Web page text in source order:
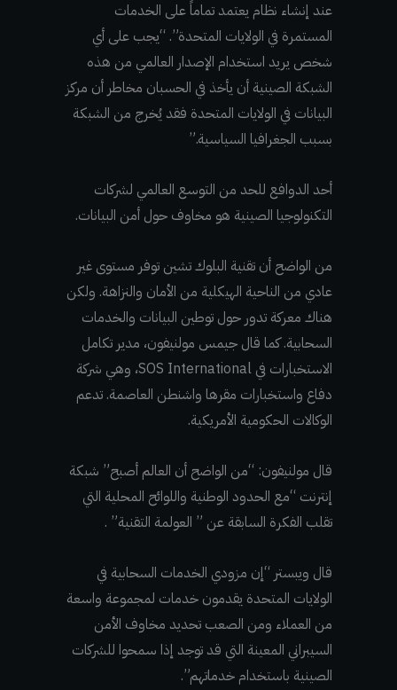
عند إنشاء نظام يعتمد تماماً على الخدمات
المستمرة في الولايات المتحدة”. “يجب على أي
شخص يريد استخدام الإصدار العالمي من هذه
الشبكة الصينية أن يأخذ في الحسبان مخاطر أن مركز
البيانات في الولايات المتحدة فقد يُخرج من الشبكة
بسبب الجغرافيا السياسية.”
أحد الدوافع للحد من التوسع العالمي لشركات
التكنولوجيا الصينية هو مخاوف حول أمن البيانات.
من الواضح أن تقنية البلوك تشين توفر مستوى غير
عادي من الناحية الهيكلية من الأمان والنزاهة. ولكن
هناك معركة تدور حول توطين البيانات والخدمات
السحابية. كما قال جيمس مولنيفون، مدير تكامل
الاستخبارات في SOS International، وهي شركة
دفاع واستخبارات مقرها واشنطن العاصمة. تدعم
الوكالات الحكومية الأمريكية.
قال مولنيفون: “من الواضح أن العالم أصبح” شبكة
إنترنت “مع الحدود الوطنية واللوائح المحلية التي
تقلب الفكرة السابقة عن ” العولمة التقنية” .
قال ويبستر “إن مزودي الخدمات السحابية في
الولايات المتحدة يقدمون خدمات لمجموعة واسعة
من العملاء ومن الصعب تحديد مخاوف الأمن
السيبراني المعينة التي قد توجد إذا سمحوا للشركات
الصينية باستخدام خدماتهم”.